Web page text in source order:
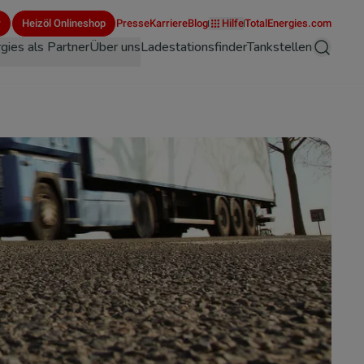
als PartnerÜber unsLadestationsfinderTankstellen Suche
Heizöl Onlineshop PresseKarriereBlog HilfeTotalEnergies.com